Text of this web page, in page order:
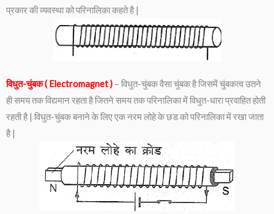
प्रकार की व्यवस्था को परिनालिका कहते है |
विधुत-चुंबक ( Electromagnet ) – विधुत-चुंबक वैसा चुंबक है जिसमें चुंबकत्व उतने
ही समय तक विद्यमान रहता है जितने समय तक परिनालिका में विधुत-धारा प्रवाहित होती
रहती है | विधुत-चुंबक बनाने के लिए एक नरम लोहे के छड को परिनालिका में रखा जाता
है |